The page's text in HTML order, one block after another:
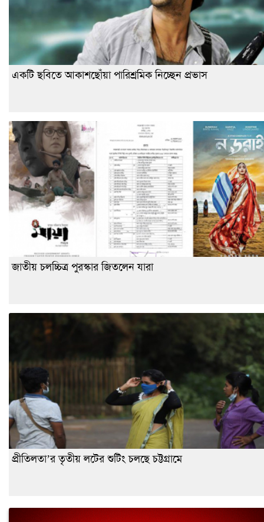
একটি ছবিতে আকাশছোঁয়া পারিশ্রমিক নিচ্ছেন প্রভাস
জাতীয় চলচ্চিত্র পুরস্কার জিতলেন যারা
প্রীতিলতা’র তৃতীয় লটের শুটিং চলছে চট্টগ্রামে